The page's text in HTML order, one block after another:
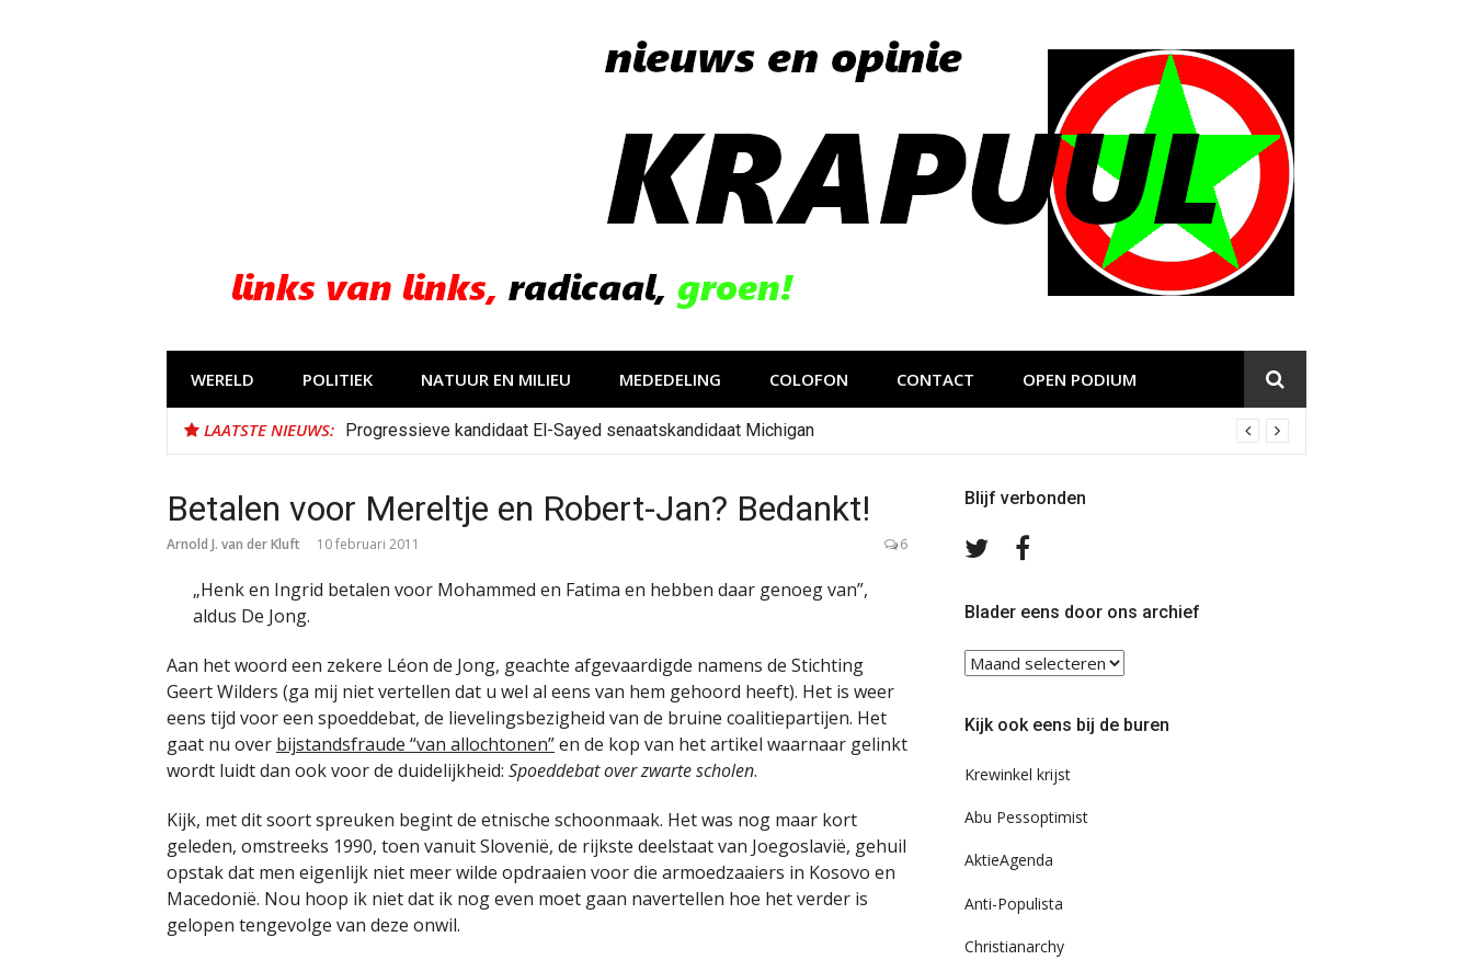
WERELD POLITIEK NATUUR EN MILIEU MEDEDELING COLOFON CONTACT OPEN PODIUM
LAATSTE NIEUWS: Progressieve kandidaat El-Sayed senaatskandidaat Michigan
Betalen voor Mereltje en Robert-Jan? Bedankt!
Arnold J. van der Kluft 10 februari 2011 6
„Henk en Ingrid betalen voor Mohammed en Fatima en hebben daar genoeg van”,
aldus De Jong.
Aan het woord een zekere Léon de Jong, geachte afgevaardigde namens de Stichting
Geert Wilders (ga mij niet vertellen dat u wel al eens van hem gehoord heeft). Het is weer
eens tijd voor een spoeddebat, de lievelingsbezigheid van de bruine coalitiepartijen. Het
gaat nu over bijstandsfraude “van allochtonen”en de kop van het artikel waarnaar gelinkt
wordt luidt dan ook voor de duidelijkheid: Spoeddebat over zwarte scholen.
Kijk, met dit soort spreuken begint de etnische schoonmaak. Het was nog maar kort
geleden, omstreeks 1990, toen vanuit Slovenië, de rijkste deelstaat van Joegoslavië, gehuil
opstak dat men eigenlijk niet meer wilde opdraaien voor die armoedzaaiers in Kosovo en
Macedonië. Nou hoop ik niet dat ik nog even moet gaan navertellen hoe het verder is
gelopen tengevolge van deze onwil.
Blijf verbonden
Volg
TwitterFacebook
Blader eens door ons archief
Blader
eens
ons
Kijk ook eens bij de buren
Krewinkel krijst
Abu Pessoptimist
AktieAgenda
Anti-Populista
Christianarchy